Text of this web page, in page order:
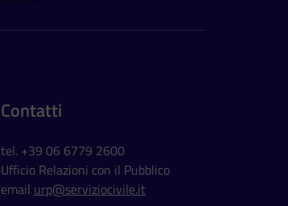
Contatti
tel. +39 06 6779 2600
Ufficio Relazioni con il Pubblico
email urp@serviziocivile.it